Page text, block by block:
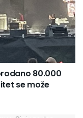
80.000
se može